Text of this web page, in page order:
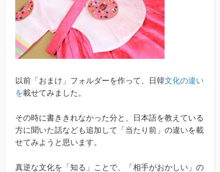
以前「おまけ」フォルダーを作って、日韓文化の違い
を載せてみました。
その時に書ききれなかった分と、日本語を教えている
方に聞いた話なども追加して「当たり前」の違いを載
せてみようと思います。
真逆な文化を「知る」ことで、「相手がおかしい」の